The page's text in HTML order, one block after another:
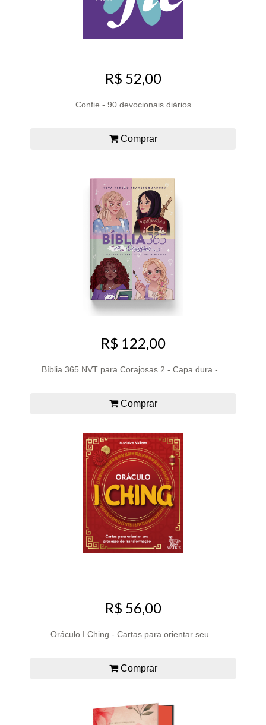
R$ 52,00
Confie - 90 devocionais diários
Comprar
R$ 122,00
Bíblia 365 NVT para Corajosas 2 - Capa dura -...
Comprar
R$ 56,00
Oráculo I Ching - Cartas para orientar seu...
Comprar